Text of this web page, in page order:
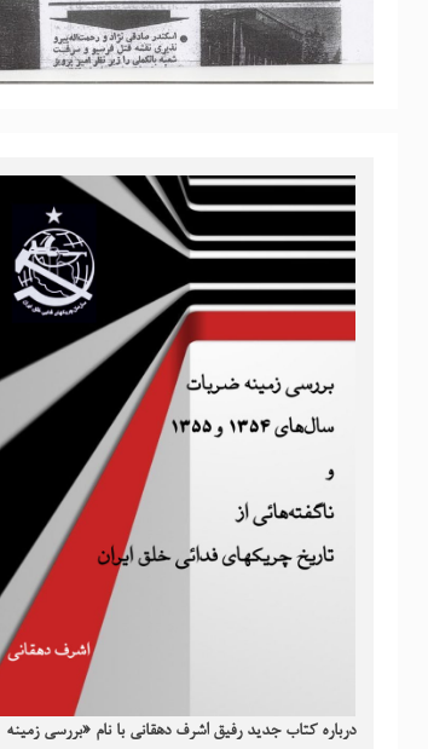
درباره کتاب جدید رفیق اشرف دهقانی با نام «بررسی زمینه